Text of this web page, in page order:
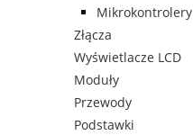
Mikrokontrolery
Złącza
Wyświetlacze LCD
Moduły
Przewody
Podstawki